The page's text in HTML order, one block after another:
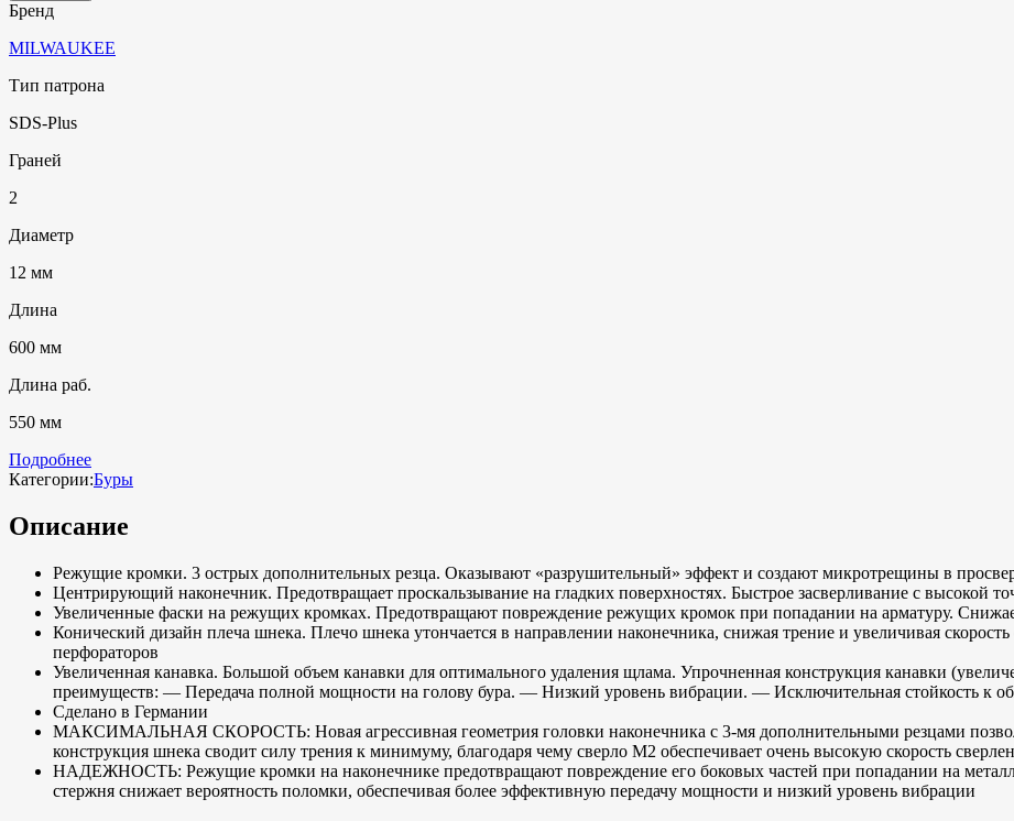
Бренд
MILWAUKEE
Тип патрона
SDS-Plus
Граней
2
Диаметр
12 мм
Длина
600 мм
Длина раб.
550 мм
Подробнее
Категории:Буры
Описание
Режущие кромки. 3 острых дополнительных резца. Оказывают «разрушительный» эффект и создают микротрещины в
Центрирующий наконечник. Предотвращает проскальзывание на гладких поверхностях. Быстрое засверливание с высокой
Увеличенные фаски на режущих кромках. Предотвращают повреждение режущих кромок при попадании на арматуру.
Конический дизайн плеча шнека. Плечо шнека утончается в направлении наконечника, снижая трение и увеличивая
перфораторов
Увеличенная канавка. Большой объем канавки для оптимального удаления щлама. Упрочненная конструкция канавки
преимуществ: — Передача полной мощности на голову бура. — Низкий уровень вибрации. — Исключительная стойкость к
Сделано в Германии
МАКСИМАЛЬНАЯ СКОРОСТЬ: Новая агрессивная геометрия головки наконечника с 3-мя дополнительными резцами
конструкция шнека сводит силу трения к минимуму, благодаря чему сверло M2 обеспечивает очень высокую скорость
НАДЕЖНОСТЬ: Режущие кромки на наконечнике предотвращают повреждение его боковых частей при попадании на
стержня снижает вероятность поломки, обеспечивая более эффективную передачу мощности и низкий уровень вибрации